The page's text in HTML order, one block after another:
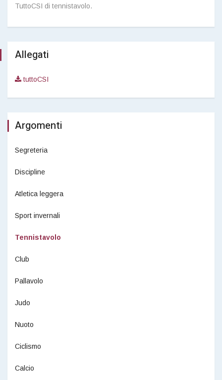
TuttoCSI di tennistavolo.
Allegati
tuttoCSI
Argomenti
Segreteria
Discipline
Atletica leggera
Sport invernali
Tennistavolo
Club
Pallavolo
Judo
Nuoto
Ciclismo
Calcio